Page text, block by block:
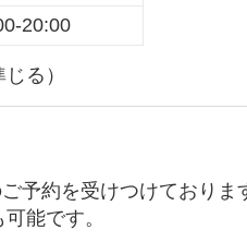
20:00
る）
予約を受けつけておりま
能です。